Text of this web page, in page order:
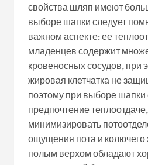
свойства шляп имеют
выборе шапки следует
важном аспекте: ее
младенцев содержит
кровеносных сосудов, при
жировая клетчатка не
поэтому при выборе шапки
предпочтение
минимизировать
ощущения пота и
полым верхом обладают